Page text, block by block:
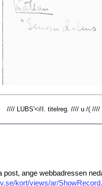
//// LUBS'<i!I. titelreg. //// u /(
post, ange webbadressen
kort/views/ar/